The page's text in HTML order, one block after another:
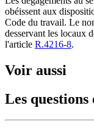
obéissent aux
Code du travail. Le
desservant les locaux
l'article R.4216-8.
Voir aussi
Les